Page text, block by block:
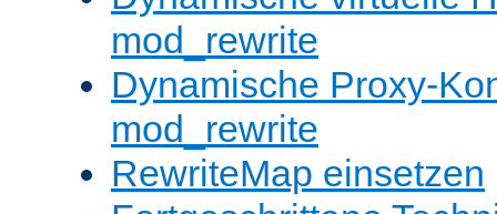
mod_rewrite
Dynamische Proxy-
mod_rewrite
RewriteMap einsetzen